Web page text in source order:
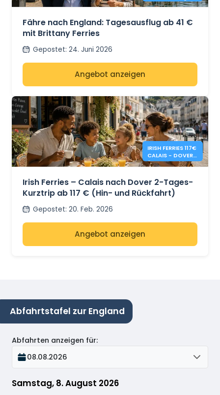
TAGESAUSFLÜGE
AB 41 €
Fähre nach England: Tagesausflug ab 41 €
mit Brittany Ferries
Gepostet: 24. Juni 2026
Angebot anzeigen
IRISH FERRIES 117€
CALAIS - DOVER
2-TAGES-HIN-
Irish Ferries – Calais nach Dover 2-Tages-
Kurztrip ab 117 € (Hin- und Rückfahrt)
Gepostet: 20. Feb. 2026
Angebot anzeigen
Abfahrtstafel zur England
Samstag, 8. August 2026
Abfahrten anzeigen für:
08.08.2026